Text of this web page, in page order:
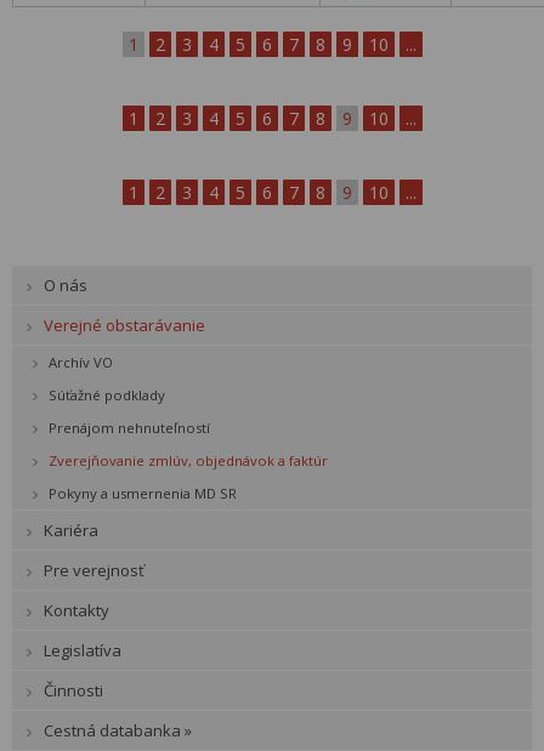
1 2 3 4 5 6 7 8 9 10 ...
1 2 3 4 5 6 7 8 9 10 ...
1 2 3 4 5 6 7 8 9 10 ...
O nás
Verejné obstarávanie
Archív VO
Súťažné podklady
Prenájom nehnuteľností
Zverejňovanie zmlúv, objednávok a faktúr
Pokyny a usmernenia MD SR
Kariéra
Pre verejnosť
Kontakty
Legislatíva
Činnosti
Cestná databanka »